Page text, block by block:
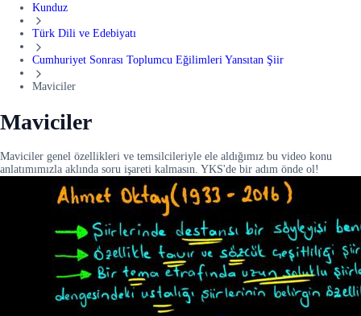
Kunduz
Türk Dili ve Edebiyatı
Cumhuriyet Sonrası Toplumcu Eğilimleri Yansıtan Şiir
Maviciler
Maviciler
Maviciler genel özellikleri ve temsilcileriyle ele aldığımız bu video konu
anlatımımızla aklında soru işareti kalmasın. YKS'de bir adım önde ol!